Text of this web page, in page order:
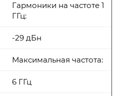
Гармоники на частоте 1
ГГц:
-29 дБн
Максимальная частота:
6 ГГц